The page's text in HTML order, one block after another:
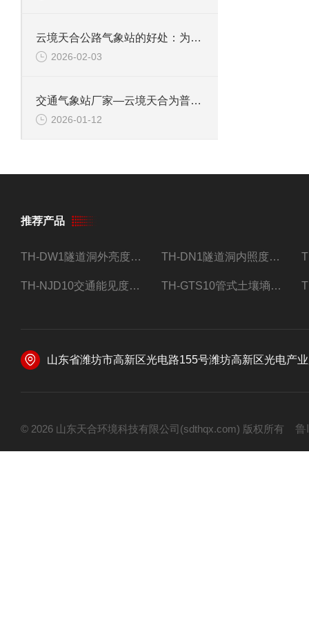
云境天合公路气象站的好处：为交通调度与管理提供气象依据，保障出行安全
2026-02-03
交通气象站厂家—云境天合为普通公路的交通运输提供准确、及时的气象信息
2026-01-12
推荐产品
TH-DW1隧道洞外亮度检测器设备 TH-DN1隧道洞内照度检测器设备
TH-NJD10交通能见度监测站 TH-GTS10管式土壤墒情自动监测仪
山东省潍坊市高新区光电路155号潍坊高新区光电产业加速器
© 2026 山东天合环境科技有限公司(sdthqx.com) 版权所有 鲁